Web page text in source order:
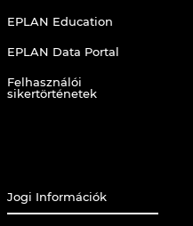
EPLAN Education
EPLAN Data Portal
Felhasználói
sikertörténetek
Jogi Információk